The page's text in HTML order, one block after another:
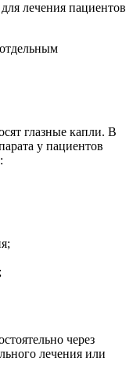
лечения пациентов
глазные капли. В
у пациентов
через
лечения или